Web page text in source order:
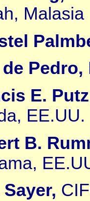
Malasia
Pedro,
E.
EE.UU.
B.